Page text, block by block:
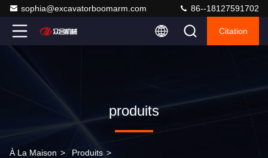
sophia@excavatorboomarm.com 86--18127591702
Citation
produits
À La Maison > Produits >